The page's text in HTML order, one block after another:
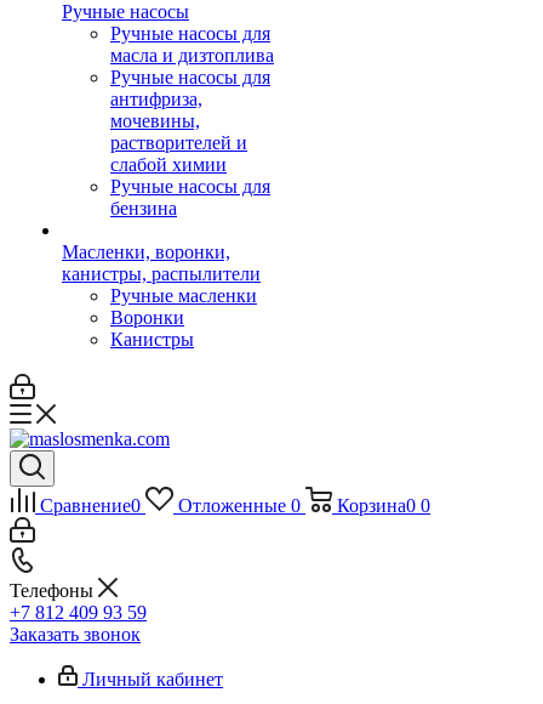
Ручные насосы
Ручные насосы для
масла и дизтоплива
Ручные насосы для
антифриза,
мочевины,
растворителей и
слабой химии
Ручные насосы для
бензина
Масленки, воронки,
канистры, распылители
Ручные масленки
Воронки
Канистры
Сравнение0 Отложенные 0 Корзина0 0
Телефоны
+7 812 409 93 59
Заказать звонок
Личный кабинет